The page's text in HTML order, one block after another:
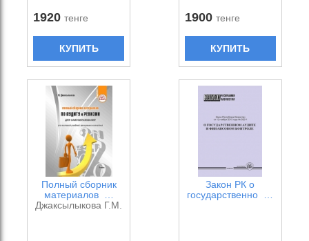
1920тенге
КУПИТЬ
1900 тенге
КУПИТЬ
Полный сборник
материалов …
Джаксылыкова Г.М.
Закон РК о
государственно …